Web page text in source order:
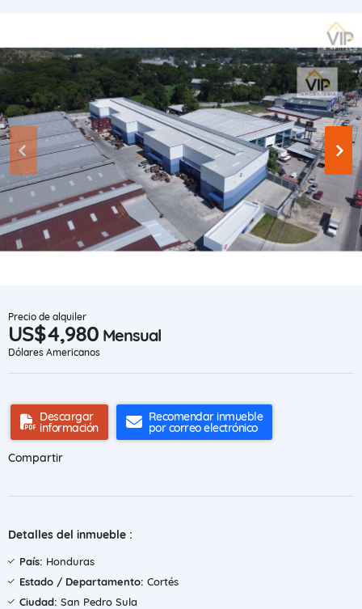
Precio de alquiler
US$4,980 Mensual
Dólares Americanos
Descargar
información
Recomendar inmueble
por correo electrónico
Compartir
Detalles del inmueble :
País: Honduras
Estado / Departamento: Cortés
Ciudad: San Pedro Sula